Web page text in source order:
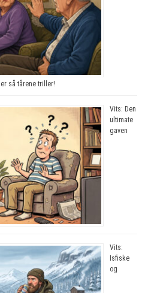
så tårene triller!
Vits: Den
ultimate
gaven
Vits:
Isfiske
og